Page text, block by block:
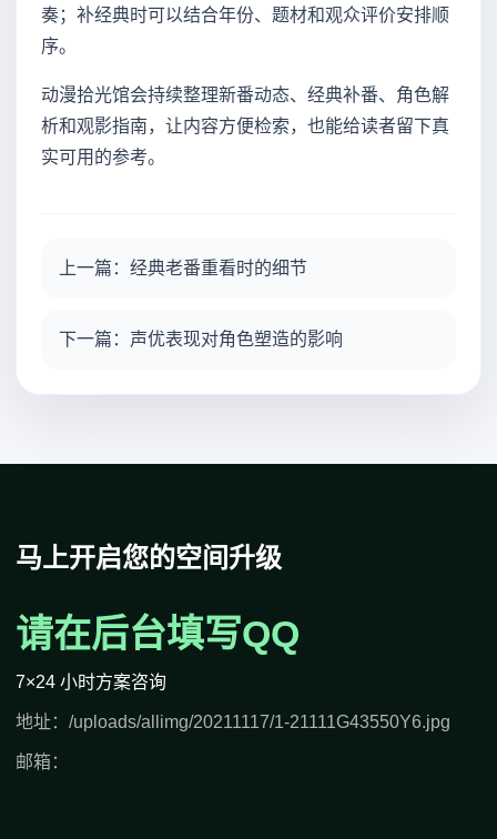
奏；补经典时可以结合年份、题材和观众评价安排顺
序。
动漫拾光馆会持续整理新番动态、经典补番、角色解
析和观影指南，让内容方便检索，也能给读者留下真
实可用的参考。
上一篇：经典老番重看时的细节
下一篇：声优表现对角色塑造的影响
马上开启您的空间升级
请在后台填写QQ
7×24 小时方案咨询
地址：/uploads/allimg/20211117/1-21111G43550Y6.jpg
邮箱：